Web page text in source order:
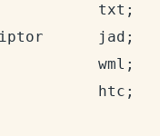
txt;
jad;
wml;
htc;